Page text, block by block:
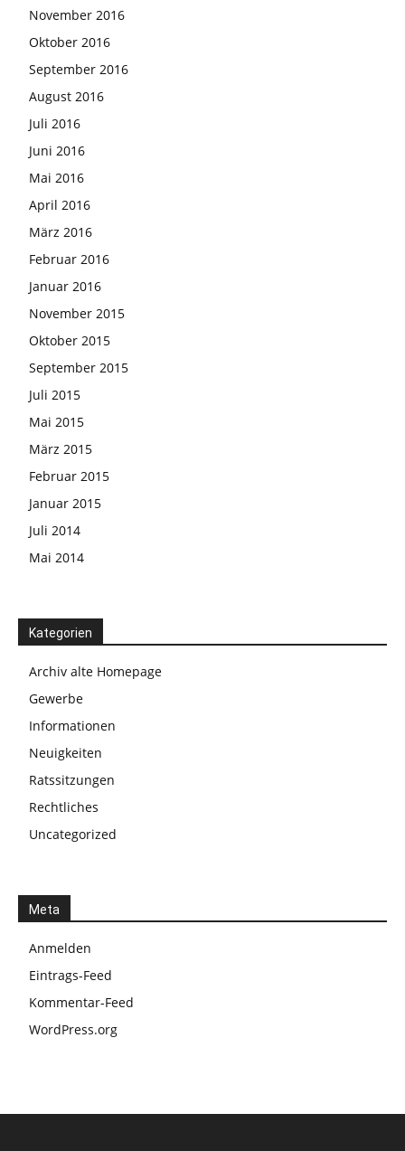
November 2016
Oktober 2016
September 2016
August 2016
Juli 2016
Juni 2016
Mai 2016
April 2016
März 2016
Februar 2016
Januar 2016
November 2015
Oktober 2015
September 2015
Juli 2015
Mai 2015
März 2015
Februar 2015
Januar 2015
Juli 2014
Mai 2014
Kategorien
Archiv alte Homepage
Gewerbe
Informationen
Neuigkeiten
Ratssitzungen
Rechtliches
Uncategorized
Meta
Anmelden
Eintrags-Feed
Kommentar-Feed
WordPress.org